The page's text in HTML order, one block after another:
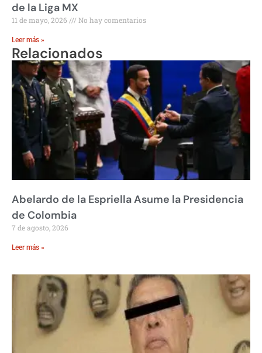
de la Liga MX
11 de mayo, 2026 No hay comentarios
Leer más »
Relacionados
Abelardo de la Espriella Asume la Presidencia
de Colombia
7 de agosto, 2026
Leer más »